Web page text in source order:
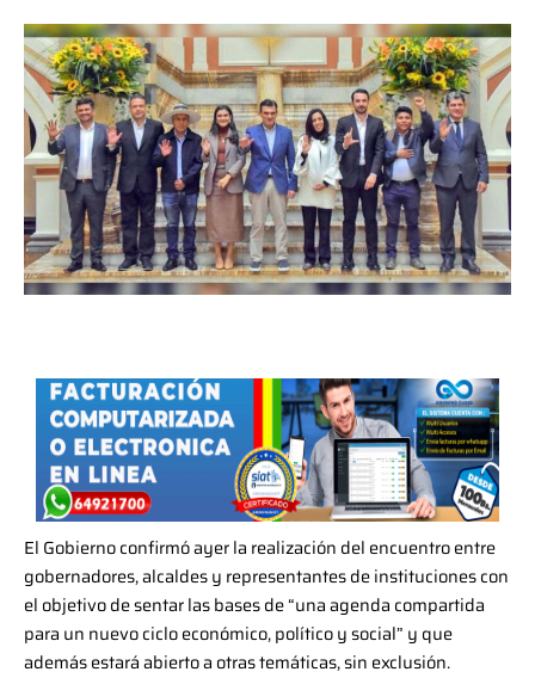
El Gobierno confirmó ayer la realización del encuentro entre
gobernadores, alcaldes y representantes de instituciones con
el objetivo de sentar las bases de “una agenda compartida
para un nuevo ciclo económico, político y social” y que
además estará abierto a otras temáticas, sin exclusión.